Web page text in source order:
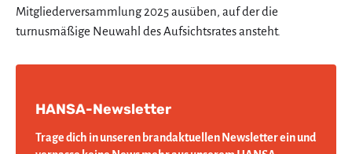
Mitgliederversammlung 2025 ausüben, auf der die
turnusmäßige Neuwahl des Aufsichtsrates ansteht.
HANSA-Newsletter
Trage dich in unseren brandaktuellen Newsletter ein und